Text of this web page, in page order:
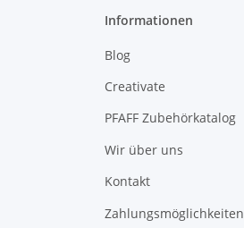
Informationen
Blog
Creativate
PFAFF Zubehörkatalog
Wir über uns
Kontakt
Zahlungsmöglichkeiten